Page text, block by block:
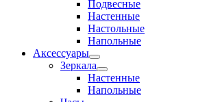
Подвесные
Настенные
Настольные
Напольные
Аксессуары
Зеркала
Настенные
Напольные